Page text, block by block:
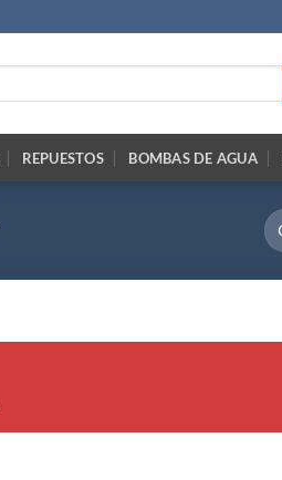
REPUESTOS BOMBAS DE AGUA